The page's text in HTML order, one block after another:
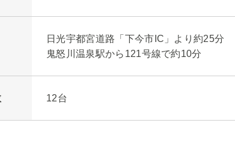
日光宇都宮道路「下今市IC」より約25分
鬼怒川温泉駅から121号線で約10分
12台